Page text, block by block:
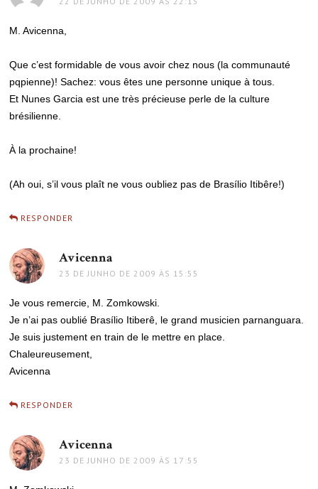
M. Avicenna,
Que c’est formidable de vous avoir chez nous (la communauté
pqpienne)! Sachez: vous êtes une personne unique à tous.
Et Nunes Garcia est une très précieuse perle de la culture
brésilienne.
À la prochaine!
(Ah oui, s’il vous plaît ne vous oubliez pas de Brasílio Itibêre!)
RESPONDER
Avicenna
23 DE JUNHO DE 2009 ÀS 15:55
Je vous remercie, M. Zomkowski.
Je n’ai pas oublié Brasílio Itiberê, le grand musicien parnanguara.
Je suis justement en train de le mettre en place.
Chaleureusement,
Avicenna
RESPONDER
Avicenna
23 DE JUNHO DE 2009 ÀS 17:55